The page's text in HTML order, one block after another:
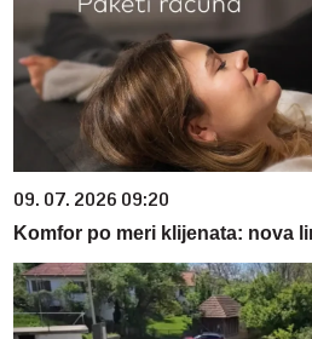
09. 07. 2026 09:20
Komfor po meri klijenata: nova